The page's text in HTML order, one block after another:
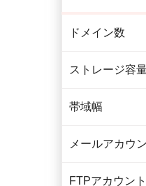
ドメイン数
ストレージ容
帯域幅
メールアカウ
FTPアカウント